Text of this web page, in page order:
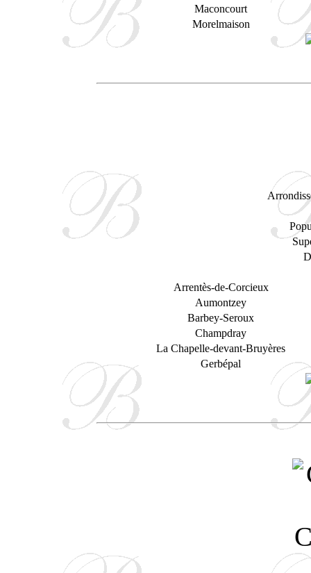
Maconcourt
Morelmaison
Arrentès-de-Corcieux
Aumontzey
Barbey-Seroux
Champdray
La Chapelle-devant-Bruyères
Gerbépal